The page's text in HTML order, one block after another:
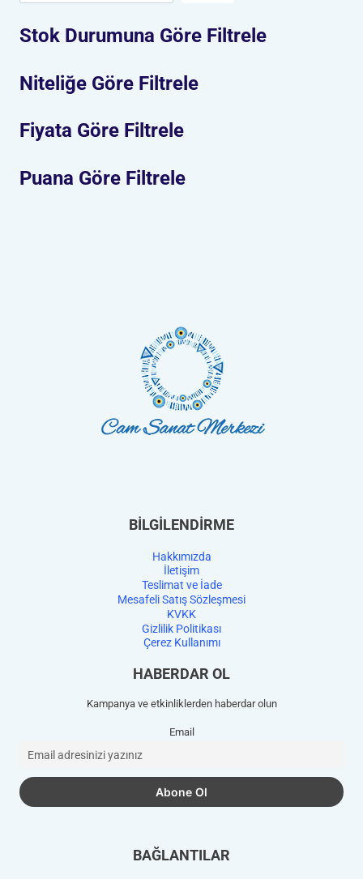
Stok Durumuna Göre Filtrele
Niteliğe Göre Filtrele
Fiyata Göre Filtrele
Puana Göre Filtrele
BİLGİLENDİRME
Hakkımızda
İletişim
Teslimat ve İade
Mesafeli Satış Sözleşmesi
KVKK
Gizlilik Politikası
Çerez Kullanımı
HABERDAR OL
Kampanya ve etkinliklerden haberdar olun
Email
BAĞLANTILAR